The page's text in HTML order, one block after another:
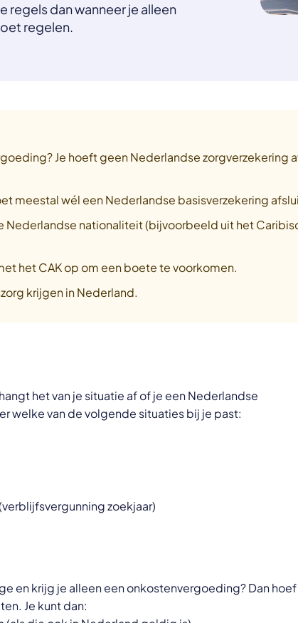
regels dan wanneer je alleen
regelen.
Je hoeft geen Nederlandse zorgverzekering
meestal wél een Nederlandse basisverzekering
Nederlandse nationaliteit (bijvoorbeeld uit het
het CAK op om een boete te voorkomen.
krijgen in Nederland.
het van je situatie af of je een Nederlandse
welke van de volgende situaties bij je past:
zoekjaar)
en krijg je alleen een onkostenvergoeding? Dan hoef
Je kunt dan: